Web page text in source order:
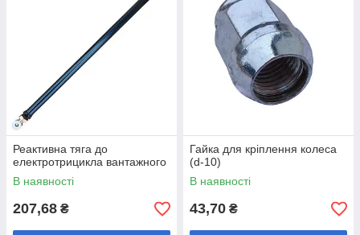
Реактивна тяга до
електротрицикла вантажного
В наявності
207,68 ₴
Гайка для кріплення колеса
(d-10)
В наявності
43,70 ₴